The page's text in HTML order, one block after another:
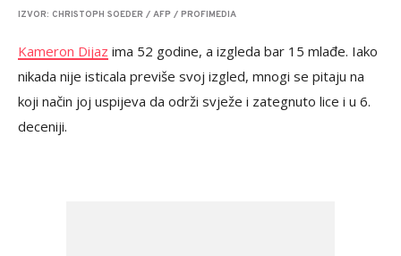
IZVOR: CHRISTOPH SOEDER / AFP / PROFIMEDIA
Kameron Dijaz ima 52 godine, a izgleda bar 15 mlađe. Iako
nikada nije isticala previše svoj izgled, mnogi se pitaju na
koji način joj uspijeva da održi svježe i zategnuto lice i u 6.
deceniji.